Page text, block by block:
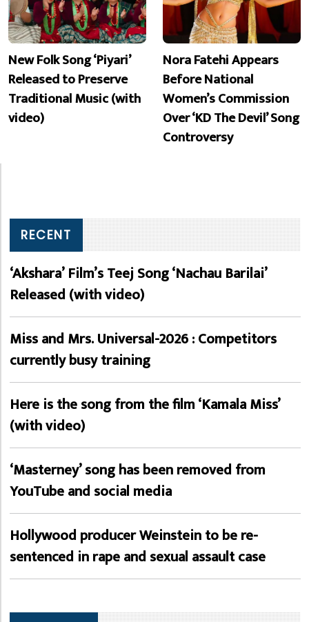
New Folk Song ‘Piyari’
Released to Preserve
Traditional Music (with
video)
Nora Fatehi Appears
Before National
Women’s Commission
Over ‘KD The Devil’ Song
Controversy
RECENT
‘Akshara’ Film’s Teej Song ‘Nachau Barilai’
Released (with video)
Miss and Mrs. Universal-2026 : Competitors
currently busy training
Here is the song from the film ‘Kamala Miss’
(with video)
‘Masterney’ song has been removed from
YouTube and social media
Hollywood producer Weinstein to be re-
sentenced in rape and sexual assault case